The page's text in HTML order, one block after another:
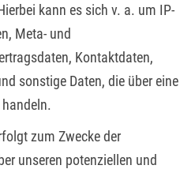
kann es sich v. a. um IP-
Meta- und
Kontaktdaten,
sonstige Daten, die über eine
zum Zwecke der
unseren potenziellen und